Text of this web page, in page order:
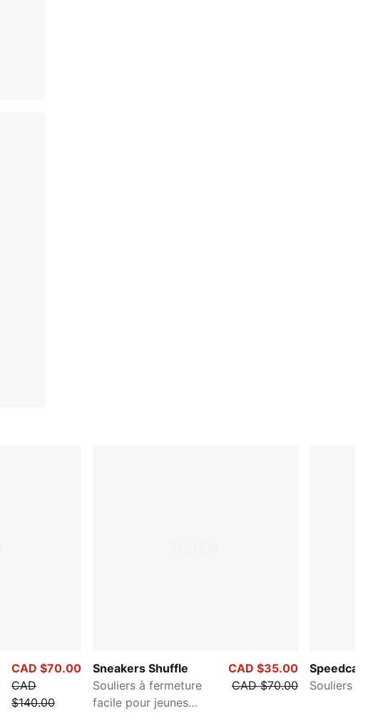
CAD $70.00
CAD
$140.00
Sneakers Shuffle
Souliers à fermeture
facile pour jeunes
CAD $35.00
CAD $70.00
Speedcat
Souliers